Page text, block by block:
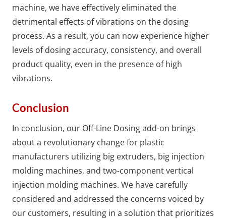
machine, we have effectively eliminated the
detrimental effects of vibrations on the dosing
process. As a result, you can now experience higher
levels of dosing accuracy, consistency, and overall
product quality, even in the presence of high
vibrations.
Conclusion
In conclusion, our Off-Line Dosing add-on brings
about a revolutionary change for plastic
manufacturers utilizing big extruders, big injection
molding machines, and two-component vertical
injection molding machines. We have carefully
considered and addressed the concerns voiced by
our customers, resulting in a solution that prioritizes